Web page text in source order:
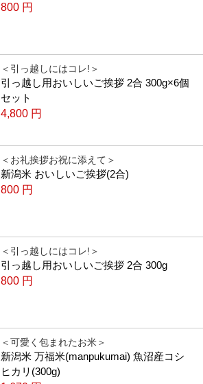
800 円
＜引っ越しにはコレ!＞
引っ越し用おいしいご挨拶 2合 300g×6個
セット
4,800 円
＜お礼挨拶お祝に添えて＞
新潟米 おいしいご挨拶(2合)
800 円
＜引っ越しにはコレ!＞
引っ越し用おいしいご挨拶 2合 300g
800 円
＜可愛く包まれたお米＞
新潟米 万福米(manpukumai) 魚沼産コシ
ヒカリ(300g)